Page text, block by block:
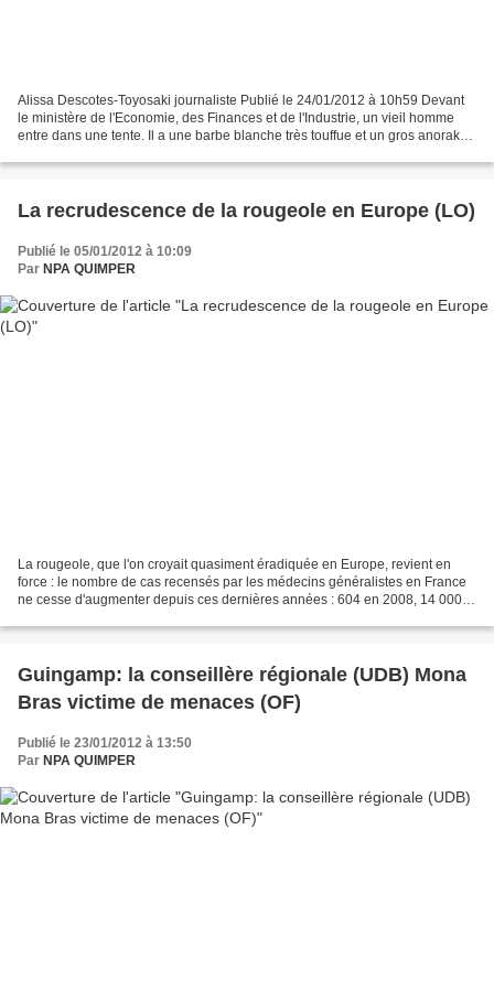
Alissa Descotes-Toyosaki journaliste Publié le 24/01/2012 à 10h59 Devant
le ministère de l'Economie, des Finances et de l'Industrie, un vieil homme
entre dans une tente. Il a une barbe blanche très touffue et un gros anorak
La recrudescence de la rougeole en Europe (LO)
Publié le 05/01/2012 à 10:09
Par NPA QUIMPER
La rougeole, que l'on croyait quasiment éradiquée en Europe, revient en
force : le nombre de cas recensés par les médecins généralistes en France
ne cesse d'augmenter depuis ces dernières années : 604 en 2008, 14 000
Guingamp: la conseillère régionale (UDB) Mona
Bras victime de menaces (OF)
Publié le 23/01/2012 à 13:50
Par NPA QUIMPER